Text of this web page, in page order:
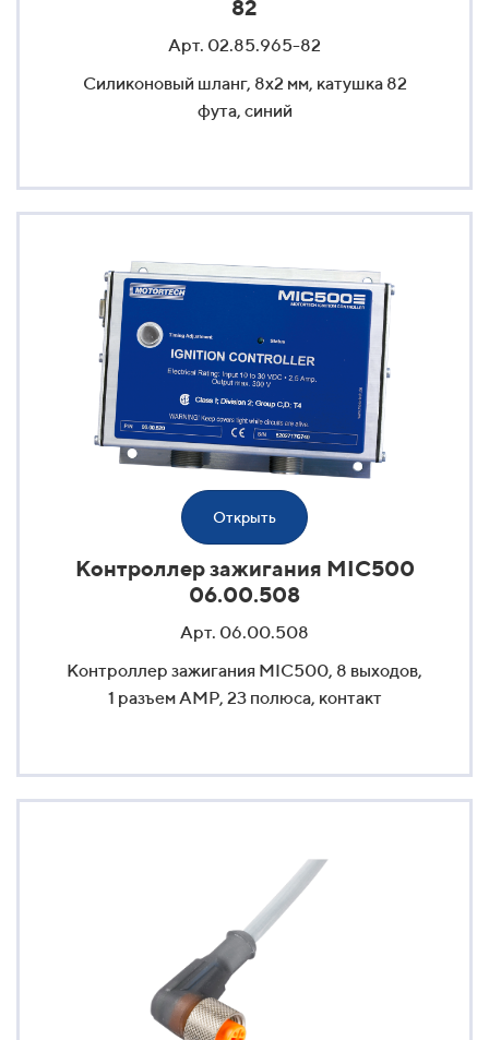
82
Арт. 02.85.965-82
Силиконовый шланг, 8x2 мм, катушка 82
фута, синий
Открыть
Контроллер зажигания MIC500
06.00.508
Арт. 06.00.508
Контроллер зажигания MIC500, 8 выходов,
1 разъем AMP, 23 полюса, контакт